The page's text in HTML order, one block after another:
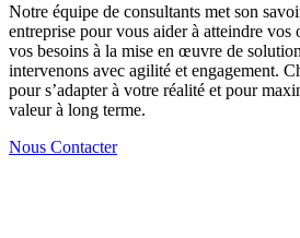
Notre équipe de consultants met son
entreprise pour vous aider à atteindre
vos besoins à la mise en œuvre de
intervenons avec agilité et engagement.
pour s’adapter à votre réalité et pour
valeur à long terme.
Nous Contacter